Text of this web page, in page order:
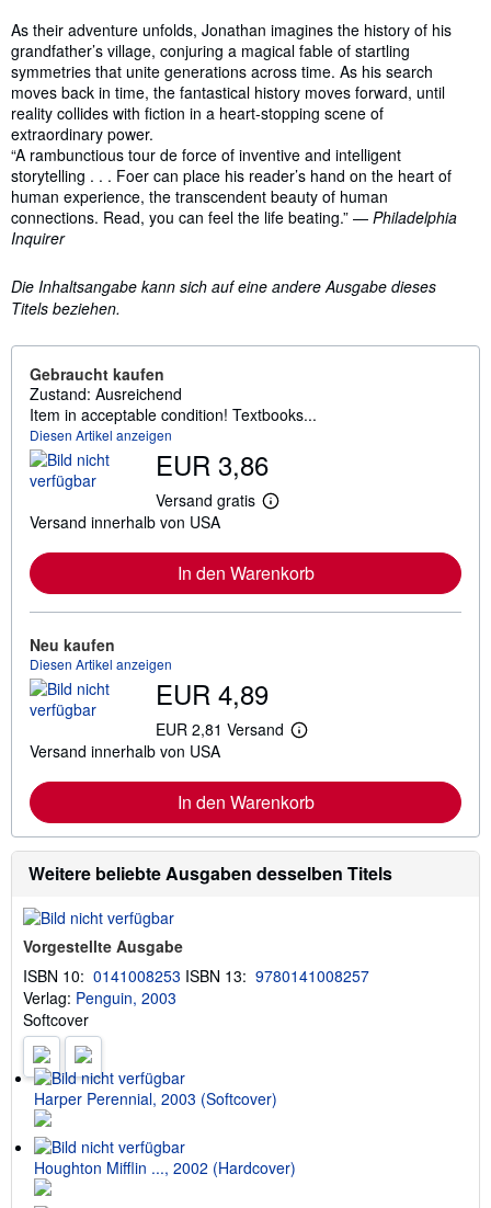
As their adventure unfolds, Jonathan imagines the history of his
grandfather’s village, conjuring a magical fable of startling
symmetries that unite generations across time. As his search
moves back in time, the fantastical history moves forward, until
reality collides with fiction in a heart-stopping scene of
extraordinary power.
“A rambunctious tour de force of inventive and intelligent
storytelling . . . Foer can place his reader’s hand on the heart of
human experience, the transcendent beauty of human
connections. Read, you can feel the life beating.” — Philadelphia
Inquirer
Die Inhaltsangabe kann sich auf eine andere Ausgabe dieses
Titels beziehen.
Gebraucht kaufen
Zustand: Ausreichend
Item in acceptable condition! Textbooks...
Diesen Artikel anzeigen
EUR 3,86
Versand gratis
W
t
e
t
n
e
n
z
u
V
e
d
k
Versand innerhalb von USA
In den Warenkorb
Neu kaufen
Diesen Artikel anzeigen
EUR 4,89
EUR 2,81 Versand
W
t
e
e
I
n
f
i
Versand innerhalb von USA
In den Warenkorb
Weitere beliebte Ausgaben desselben Titels
Vorgestellte Ausgabe
ISBN 10: 0141008253 ISBN 13: 9780141008257
Verlag: Penguin, 2003
Softcover
Harper Perennial, 2003 (Softcover)
Houghton Mifflin ..., 2002 (Hardcover)